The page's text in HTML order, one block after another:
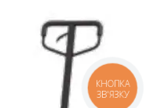
КНОПКА
ЗВ'ЯЗКУ